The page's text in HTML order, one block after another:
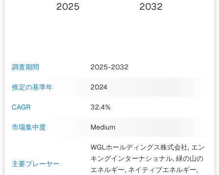
2025 2032
調査期間 2025-2032
推定の基準年 2024
CAGR 32.4%
市場集中度 Medium
主要プレーヤー
WGLホールディングス株式会社, エン
キングインターナショナル, 緑の山の
エネルギー, ネイティブエネルギー,